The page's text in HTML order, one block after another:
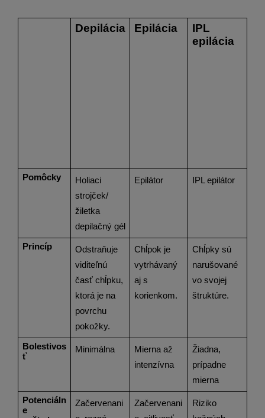
Depilácia Epilácia
IPL
epilácia
Pomôcky
Holiaci
strojček/
žiletka
depilačný gél
Epilátor IPL epilátor
Princíp
Odstraňuje
viditeľnú
časť chĺpku,
ktorá je na
povrchu
pokožky.
Chĺpok je
vytrhávaný
aj s
korienkom.
Chĺpky sú
narušované
vo svojej
štruktúre.
Bolestivos
ť
Minimálna
Mierna až
intenzívna
Žiadna,
prípadne
mierna
Potenciáln
e
Začervenani
Začervenani
Riziko